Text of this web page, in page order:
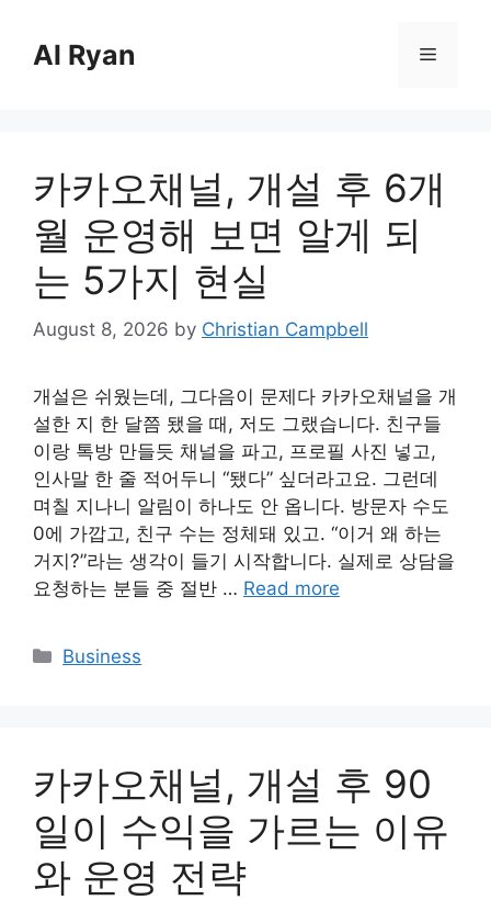
contentAl Ryan Menu
카카오채널, 개설 후 6개
월 운영해 보면 알게 되
는 5가지 현실
August 8, 2026 by Christian Campbell
개설은 쉬웠는데, 그다음이 문제다 카카오채널을 개
설한 지 한 달쯤 됐을 때, 저도 그랬습니다. 친구들
이랑 톡방 만들듯 채널을 파고, 프로필 사진 넣고,
인사말 한 줄 적어두니 “됐다” 싶더라고요. 그런데
며칠 지나니 알림이 하나도 안 옵니다. 방문자 수도
0에 가깝고, 친구 수는 정체돼 있고. “이거 왜 하는
거지?”라는 생각이 들기 시작합니다. 실제로 상담을
요청하는 분들 중 절반 … Read more
Categories
Business
카카오채널, 개설 후 90
일이 수익을 가르는 이유
와 운영 전략